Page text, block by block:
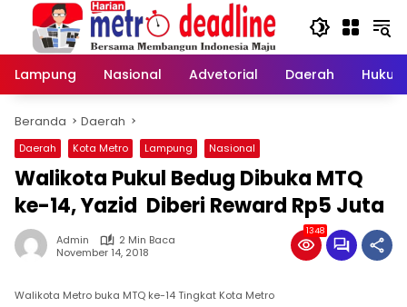
Langsung
konten
Lampung
Nasional Advetorial Daerah Hukum
Beranda Daerah
Daerah Kota Metro Lampung Nasional
Walikota Pukul Bedug Dibuka MTQ
ke-14, Yazid Diberi Reward Rp5 Juta
Admin
2 Min Baca
November 14, 2018
1348
Walikota Metro buka MTQ ke-14 Tingkat Kota Metro